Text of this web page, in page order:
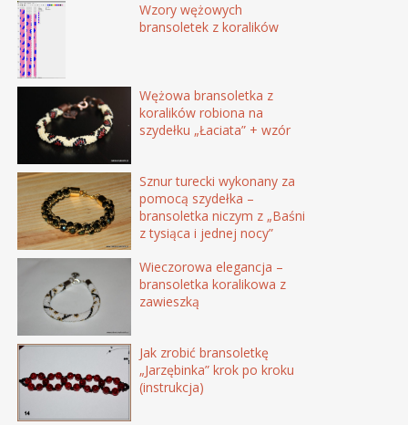
Wzory wężowych
bransoletek z koralików
Wężowa bransoletka z
koralików robiona na
szydełku „Łaciata” + wzór
Sznur turecki wykonany za
pomocą szydełka –
bransoletka niczym z „Baśni
z tysiąca i jednej nocy”
Wieczorowa elegancja –
bransoletka koralikowa z
zawieszką
Jak zrobić bransoletkę
„Jarzębinka” krok po kroku
(instrukcja)